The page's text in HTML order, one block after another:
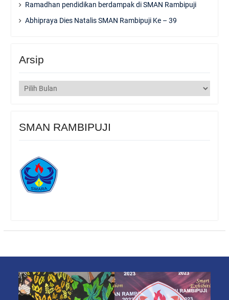
Ramadhan pendidikan berdampak di SMAN Rambipuji
Abhipraya Dies Natalis SMAN Rambipuji Ke – 39
Arsip
Arsip
SMAN RAMBIPUJI